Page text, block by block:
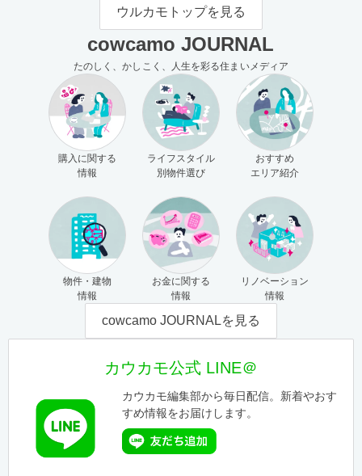
ウルカモトップを見る
cowcamo JOURNAL
たのしく、かしこく、人生を彩る住まいメディア
購入に関する
情報
ライフスタイル
別物件選び
おすすめ
エリア紹介
物件・建物
情報
お金に関する
情報
リノベーション
情報
cowcamo JOURNALを見る
カウカモ公式 LINE＠
カウカモ編集部から毎日配信。新着やおす
すめ情報をお届けします。